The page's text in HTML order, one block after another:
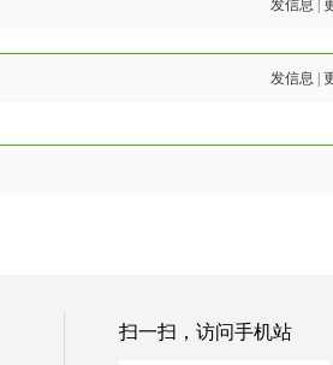
发信息
发信息
扫一扫，访问手机站